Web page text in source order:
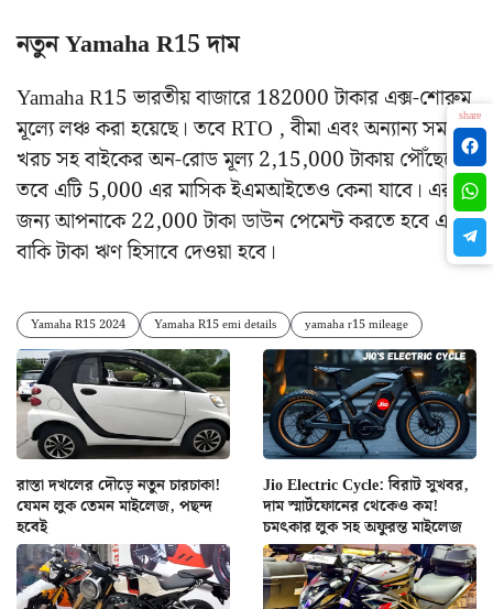
নতুন Yamaha R15 দাম
Yamaha R15 ভারতীয় বাজারে 182000 টাকার এক্স-শোরুম
মূল্যে লঞ্চ করা হয়েছে। তবে RTO , বীমা এবং অন্যান্য সমস্ত
খরচ সহ বাইকের অন-রোড মূল্য 2,15,000 টাকায় পৌঁছেছে।
তবে এটি 5,000 এর মাসিক ইএমআইতেও কেনা যাবে। এর
জন্য আপনাকে 22,000 টাকা ডাউন পেমেন্ট করতে হবে এবং
বাকি টাকা ঋণ হিসাবে দেওয়া হবে।
Yamaha R15 2024 Yamaha R15 emi details yamaha r15 mileage
রাস্তা দখলের দৌড়ে নতুন চারচাকা!
যেমন লুক তেমন মাইলেজ, পছন্দ
হবেই
Jio Electric Cycle: বিরাট সুখবর,
দাম স্মার্টফোনের থেকেও কম!
চমৎকার লুক সহ অফুরন্ত মাইলেজ
share